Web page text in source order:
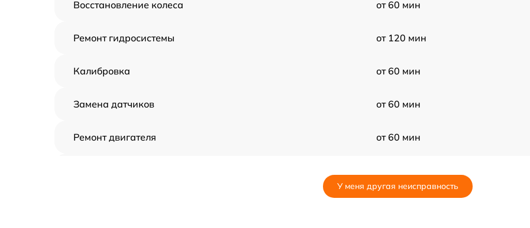
Восстановление колеса от 60 мин
Ремонт гидросистемы от 120 мин
Калибровка от 60 мин
Замена датчиков от 60 мин
Ремонт двигателя от 60 мин
У меня другая неисправность